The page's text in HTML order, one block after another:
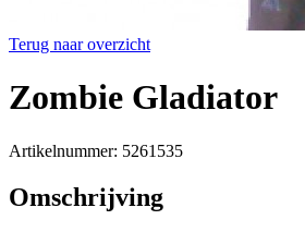
Terug naar overzicht
Zombie Gladiator
Artikelnummer: 5261535
Omschrijving